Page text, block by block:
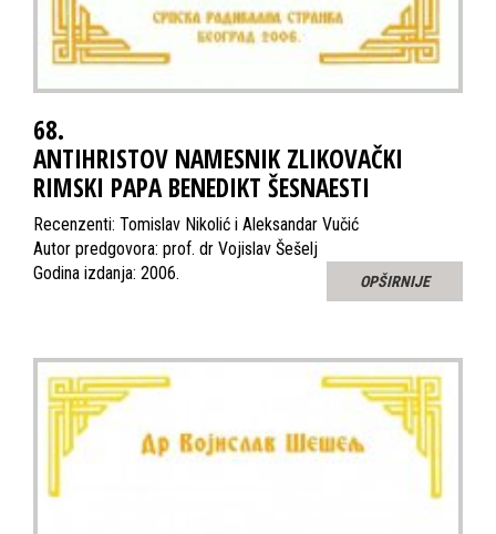
68.
ANTIHRISTOV NAMESNIK ZLIKOVAČKI
RIMSKI PAPA BENEDIKT ŠESNAESTI
Recenzenti: Tomislav Nikolić i Aleksandar Vučić
Autor predgovora: prof. dr Vojislav Šešelj
Godina izdanja: 2006.
OPŠIRNIJE